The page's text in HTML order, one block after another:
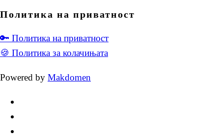
Политика на приватност
🔑 Политика на приватност
🍪 Политика за колачињата
Powered by Makdomen